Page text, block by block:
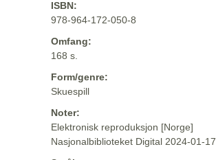
ISBN:
978-964-172-050-8
Omfang:
168 s.
Form/genre:
Skuespill
Noter:
Elektronisk reproduksjon [Norge]
Nasjonalbiblioteket Digital 2024-01-17